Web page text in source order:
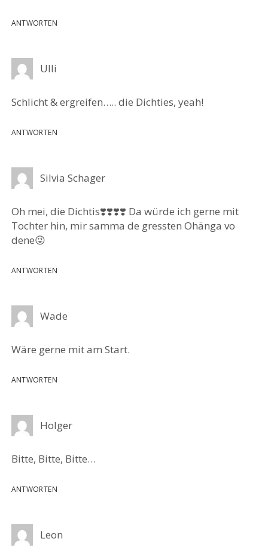
ANTWORTEN
Ulli
Schlicht & ergreifen….. die Dichties, yeah!
ANTWORTEN
Silvia Schager
Oh mei, die Dichtis❣️❣️❣️❣️ Da würde ich gerne mit
Tochter hin, mir samma de gressten Ohänga vo
dene😜
ANTWORTEN
Wade
Wäre gerne mit am Start.
ANTWORTEN
Holger
Bitte, Bitte, Bitte…
ANTWORTEN
Leon